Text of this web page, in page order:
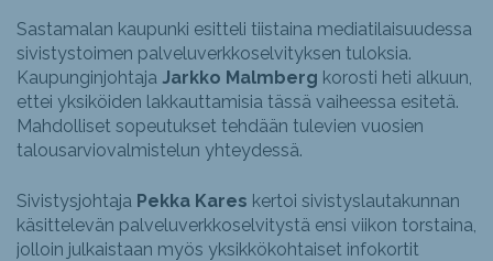
Sastamalan kaupunki esitteli tiistaina mediatilaisuudessa
sivistystoimen palveluverkkoselvityksen tuloksia.
Kaupunginjohtaja Jarkko Malmberg korosti heti alkuun,
ettei yksiköiden lakkauttamisia tässä vaiheessa esitetä.
Mahdolliset sopeutukset tehdään tulevien vuosien
talousarviovalmistelun yhteydessä.
Sivistysjohtaja Pekka Kares kertoi sivistyslautakunnan
käsittelevän palveluverkkoselvitystä ensi viikon torstaina,
jolloin julkaistaan myös yksikkökohtaiset infokortit